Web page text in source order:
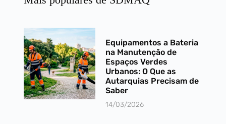
Equipamentos a Bateria
na Manutenção de
Espaços Verdes
Urbanos: O Que as
Autarquias Precisam de
Saber
14/03/2026